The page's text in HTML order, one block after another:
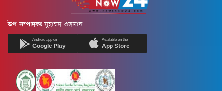
উপ-সম্পাদকঃ মুহাম্মদ ওসমান
Android app on
Google Play
Available on the
App Store